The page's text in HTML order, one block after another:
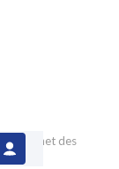
Internet des